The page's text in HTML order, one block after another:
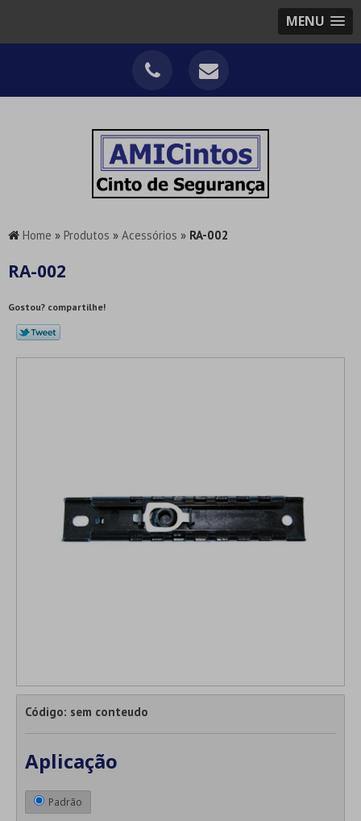
MENU
Home » Produtos » Acessórios » RA-002
RA-002
Gostou? compartilhe!
Código: sem conteudo
Aplicação
Padrão